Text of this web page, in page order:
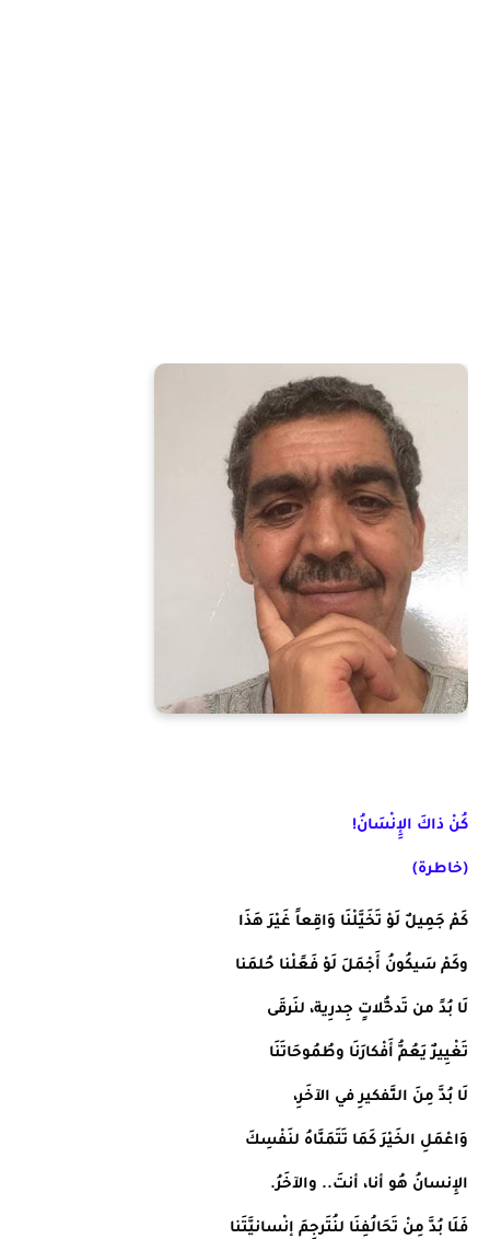
كُنْ ذاكَ الإِِنْسَانُ!
(خاطرة)
كَمْ جَمِيلٌ لَوْ تَخَيَّلْنَا وَاقِعاً غَيْرَ هَذَا
وكَمْ سَيكُونُ أَجْمَلَ لَوْ فَعًلْنا حُلمَنا
لَا بُدً من تَدخُّلاتٍ جِدرِية، لنَرقَى
تَغْيِيرٌ يَعُمُّ أَفْكارَنَا وطُمُوحَاتَنَا
لَا بُدَّ مِنَ التَّفكيرِ في الآخَرِ،
وَاعْمَلِ الخَيْرَ كَمَا تَتَمَنَّاهُ لنَفْسِكَ
الإِنسانُ هُو أنا، أنتَ.. والآخَرُ.
فَلَا بُدَّ مِنْ تَحَالُفِنَا لنُتَرجِمَ إنْسانيَّتَنا